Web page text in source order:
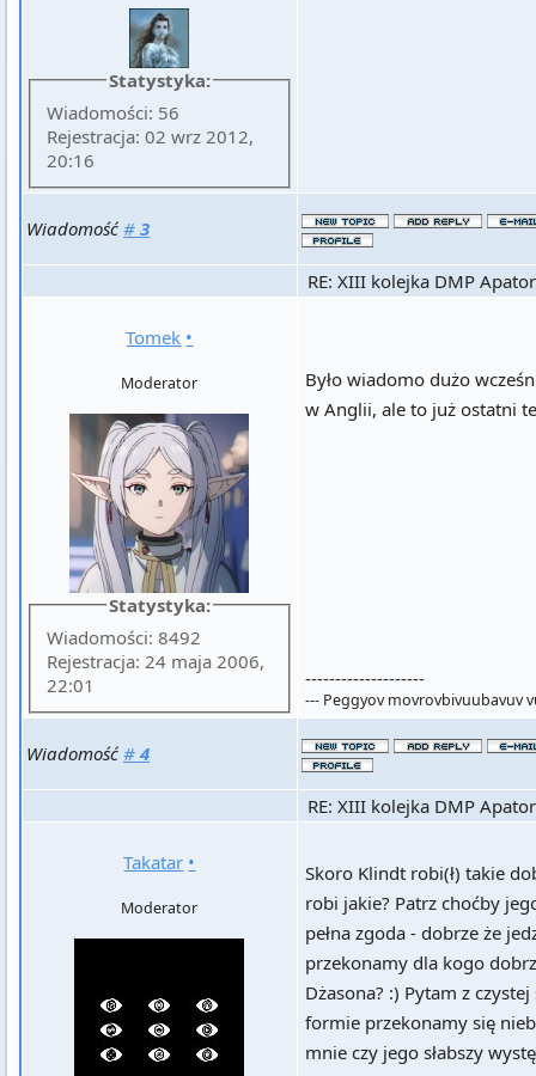
Statystyka:
Wiadomości: 56
Rejestracja: 02 wrz 2012,
20:16
Wiadomość # 3
RE: XIII kolejka DMP
Tomek •
Moderator
Statystyka:
Wiadomości: 8492
Rejestracja: 24 maja 2006,
22:01
Było wiadomo dużo
w Anglii, ale to już ostatni
--------------------
--- Peggyov movrovbivuubavuv
Wiadomość # 4
RE: XIII kolejka DMP
Takatar •
Moderator
Skoro Klindt robi(ł) takie
robi jakie? Patrz choćby
pełna zgoda - dobrze że
przekonamy dla kogo
Dżasona? :) Pytam z
formie przekonamy się
mnie czy jego słabszy